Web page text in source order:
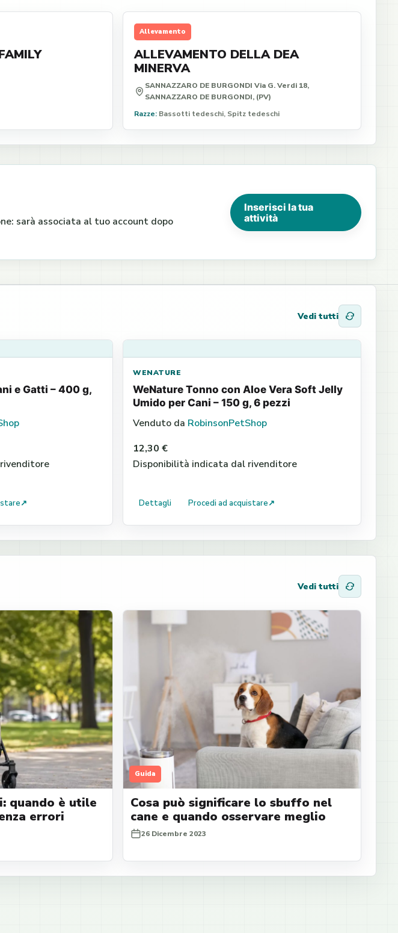
Allevamento
ALLEVAMENTO DELLA DEA
MINERVA
SANNAZZARO DE BURGONDI Via G. Verdi 18,
SANNAZZARO DE BURGONDI, (PV)
Razze: Bassotti tedeschi, Spitz tedeschi
sarà associata al tuo account dopo
Inserisci la tua
attività
Vedi tutti
e Gatti – 400 g,
↗
WENATURE
WeNature Tonno con Aloe Vera Soft Jelly
Umido per Cani – 150 g, 6 pezzi
Venduto da RobinsonPetShop
12,30 €
Disponibilità indicata dal rivenditore
Dettagli Procedi ad acquistare↗
Vedi tutti
quando è utile
errori
Guida
Cosa può significare lo sbuffo nel
cane e quando osservare meglio
26 Dicembre 2023